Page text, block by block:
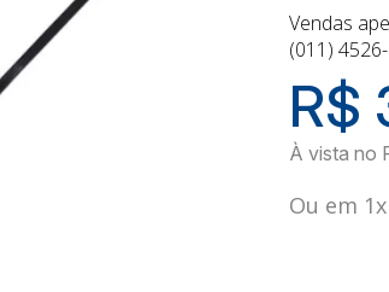
Vendas
(011)
R$
Ou em